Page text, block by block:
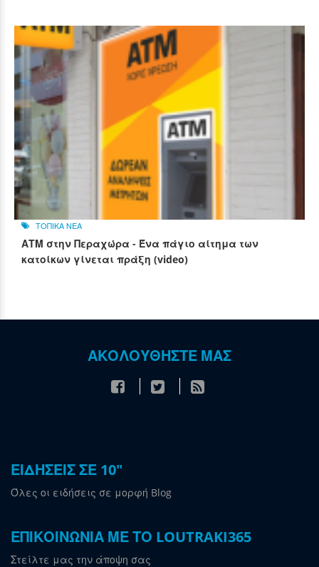
ΤΟΠΙΚΑ ΝΕΑ
ΑΤΜ στην Περαχώρα - Ένα πάγιο αίτημα των
κατοίκων γίνεται πράξη (video)
ΑΚΟΛΟΥΘΗΣΤΕ ΜΑΣ
ΕΙΔΗΣΕΙΣ ΣΕ 10"
Όλες οι ειδήσεις σε μορφή Blog
ΕΠΙΚΟΙΝΩΝΙΑ ΜΕ ΤΟ LOUTRAKI365
Στείλτε μας την άποψη σας